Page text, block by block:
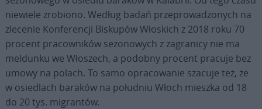
niewiele zrobiono. Według badań przeprowadzonych na
zlecenie Konferencji Biskupów Włoskich z 2018 roku 70
procent pracowników sezonowych z zagranicy nie ma
meldunku we Włoszech, a podobny procent pracuje bez
umowy na polach. To samo opracowanie szacuje też, że
w osiedlach baraków na południu Włoch mieszka od 18
do 20 tys. migrantów.